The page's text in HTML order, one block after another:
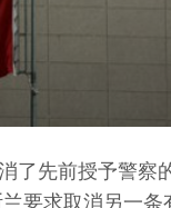
了先前授予警察
要求取消另一条